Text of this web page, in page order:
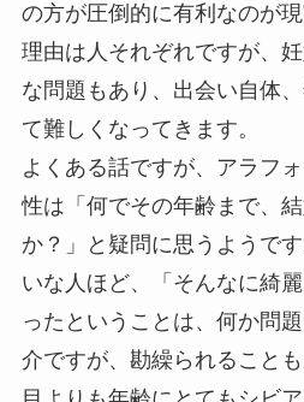
の方が圧倒的に有利なのが
理由は人それぞれですが、
な問題もあり、出会い自体
て難しくなってきます。
よくある話ですが、アラフ
性は「何でその年齢まで、
か？」と疑問に思うようで
いな人ほど、「そんなに綺
ったということは、何か問
介ですが、勘繰られること